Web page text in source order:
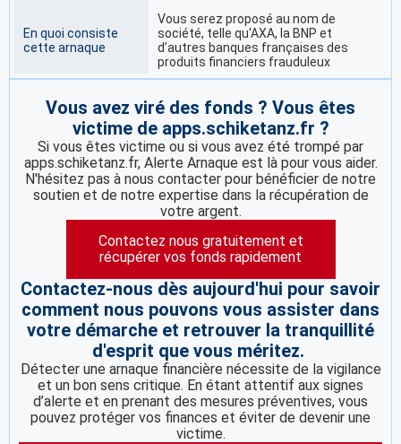
En quoi consiste
cette arnaque
Vous serez proposé au nom de
société, telle qu'AXA, la BNP et
d’autres banques françaises des
produits financiers frauduleux
Vous avez viré des fonds ? Vous êtes
victime de apps.schiketanz.fr ?
Si vous êtes victime ou si vous avez été trompé par
apps.schiketanz.fr, Alerte Arnaque est là pour vous aider.
N'hésitez pas à nous contacter pour bénéficier de notre
soutien et de notre expertise dans la récupération de
votre argent.
Contactez nous gratuitement et
récupérer vos fonds rapidement
Contactez-nous dès aujourd'hui pour savoir
comment nous pouvons vous assister dans
votre démarche et retrouver la tranquillité
d'esprit que vous méritez.
Détecter une arnaque financière nécessite de la vigilance
et un bon sens critique. En étant attentif aux signes
d’alerte et en prenant des mesures préventives, vous
pouvez protéger vos finances et éviter de devenir une
victime.